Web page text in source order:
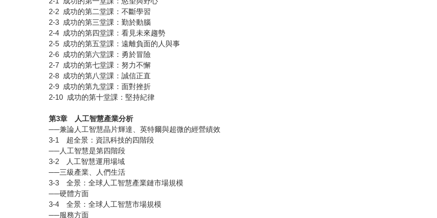
2-2 成功的第二堂課：不斷學習
2-3 成功的第三堂課：勤於動腦
2-4 成功的第四堂課：看見未來趨勢
2-5 成功的第五堂課：遠離負面的人與事
2-6 成功的第六堂課：勇於冒險
2-7 成功的第七堂課：努力不懈
2-8 成功的第八堂課：誠信正直
2-9 成功的第九堂課：面對挫折
2-10 成功的第十堂課：堅持紀律
第3章 人工智慧產業分析
──兼論人工智慧晶片輝達、英特爾與超微的經營績效
3-1 超全景：資訊科技的四階段
──人工智慧是第四階段
3-2 人工智慧運用場域
──三級產業、人們生活
3-3 全景：全球人工智慧產業鏈市場規模
──硬體方面
3-4 全景：全球人工智慧市場規模
──服務方面